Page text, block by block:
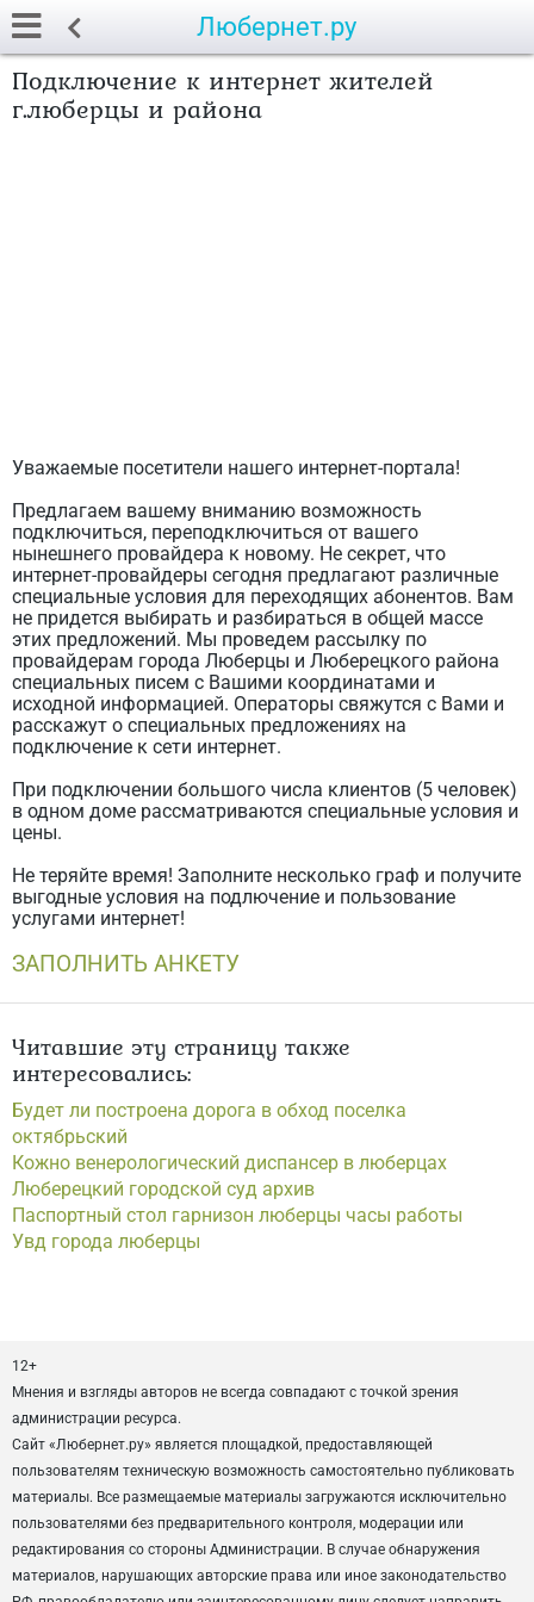
Любернет.ру
Подключение к интернет жителей
г.люберцы и района
Уважаемые посетители нашего интернет-портала!
Предлагаем вашему вниманию возможность
подключиться, переподключиться от вашего
нынешнего провайдера к новому. Не секрет, что
интернет-провайдеры сегодня предлагают различные
специальные условия для переходящих абонентов. Вам
не придется выбирать и разбираться в общей массе
этих предложений. Мы проведем рассылку по
провайдерам города Люберцы и Люберецкого района
специальных писем с Вашими координатами и
исходной информацией. Операторы свяжутся с Вами и
расскажут о специальных предложениях на
подключение к сети интернет.
При подключении большого числа клиентов (5 человек)
в одном доме рассматриваются специальные условия и
цены.
Не теряйте время! Заполните несколько граф и получите
выгодные условия на подлючение и пользование
услугами интернет!
ЗАПОЛНИТЬ АНКЕТУ
Читавшие эту страницу также
интересовались:
Будет ли построена дорога в обход поселка
октябрьский
Кожно венерологический диспансер в люберцах
Люберецкий городской суд архив
Паспортный стол гарнизон люберцы часы работы
Увд города люберцы
12+
Мнения и взгляды авторов не всегда совпадают с точкой зрения
администрации ресурса.
Сайт «Любернет.ру» является площадкой, предоставляющей
пользователям техническую возможность самостоятельно публиковать
материалы. Все размещаемые материалы загружаются исключительно
пользователями без предварительного контроля, модерации или
редактирования со стороны Администрации. В случае обнаружения
материалов, нарушающих авторские права или иное законодательство